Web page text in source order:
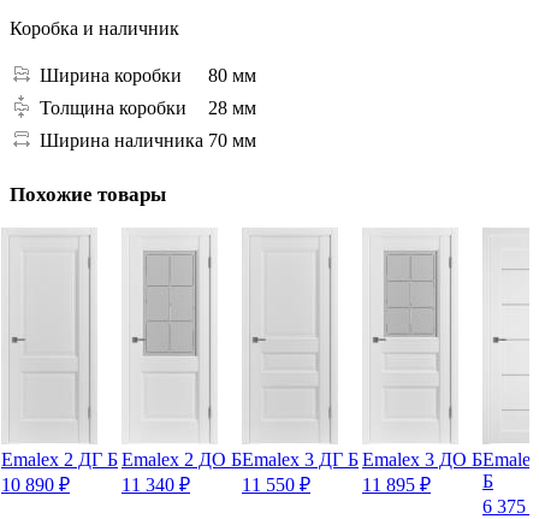
Коробка и наличник
Ширина коробки
80 мм
Толщина коробки
28 мм
Ширина наличника 70 мм
Похожие товары
Emalex 2 ДГ Б
10 890 ₽
Emalex 2 ДО Б
11 340 ₽
Emalex 3 ДГ Б
11 550 ₽
Emalex 3 ДО Б
11 895 ₽
Б
6 375